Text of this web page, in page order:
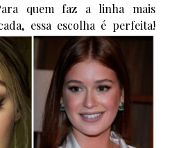
quem faz a linha mais
essa escolha é perfeita!